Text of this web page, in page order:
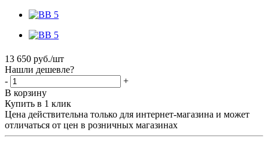
13 650 руб./шт
Нашли дешевле?
-
+
В корзину
Купить в 1 клик
Цена действительна только для интернет-магазина и может
отличаться от цен в розничных магазинах